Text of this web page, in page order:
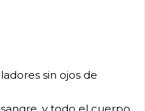
sin ojos de